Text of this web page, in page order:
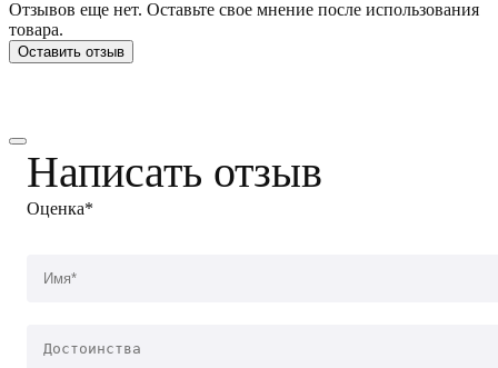
Отзывов еще нет. Оставьте свое мнение после использования
товара.
Оставить отзыв
Написать отзыв
Оценка*